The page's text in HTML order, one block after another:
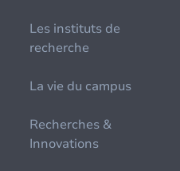
Les instituts de
recherche
La vie du campus
Recherches &
Innovations